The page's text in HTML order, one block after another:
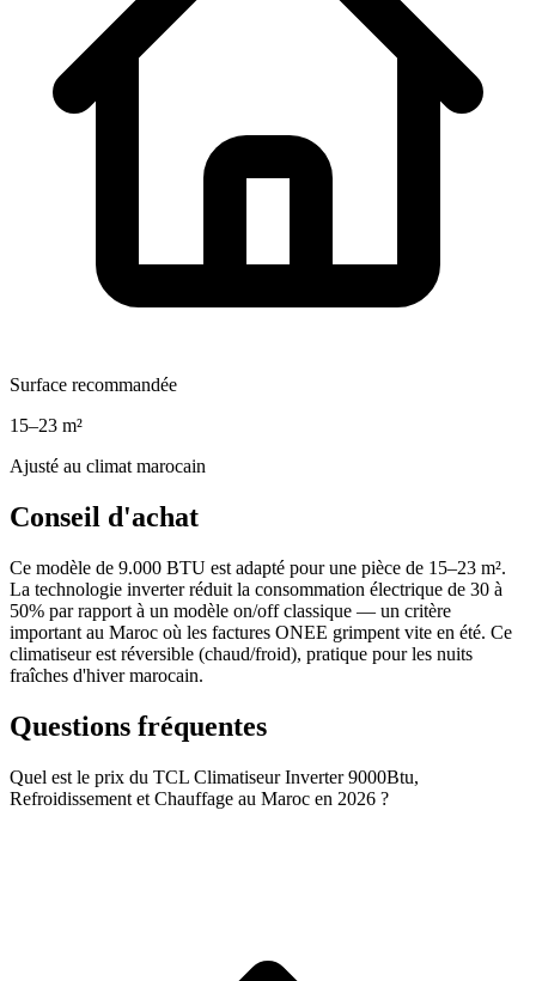
Surface recommandée
15–23 m²
Ajusté au climat marocain
Conseil d'achat
Ce modèle de 9.000 BTU est adapté pour une pièce de 15–23 m².
La technologie inverter réduit la consommation électrique de 30 à
50% par rapport à un modèle on/off classique — un critère
important au Maroc où les factures ONEE grimpent vite en été. Ce
climatiseur est réversible (chaud/froid), pratique pour les nuits
fraîches d'hiver marocain.
Questions fréquentes
Quel est le prix du TCL Climatiseur Inverter 9000Btu,
Refroidissement et Chauffage au Maroc en 2026 ?